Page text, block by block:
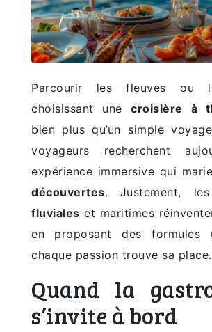
Parcourir les fleuves ou
choisissant unecroisière à
bien plus qu’un simple
voyageurs recherchent
expérience immersive qui marie
découvertes. Justement,
fluviales et maritimes
en proposant des formules
chaque passion trouve sa place.
Quand la
s’invite à bord